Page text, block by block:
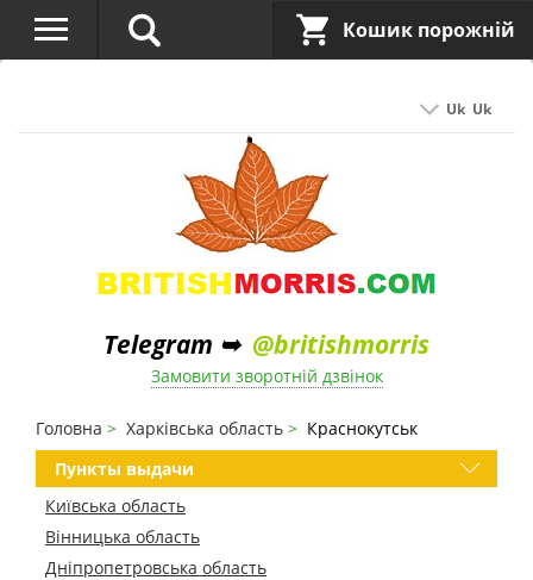
Uk Uk
Telegram ➥ @britishmorris
Замовити зворотній дзвінок
Кошик порожній
Головна Харківська область
Краснокутськ
Пункты выдачи
Київська область
Вінницька область
Дніпропетровська область